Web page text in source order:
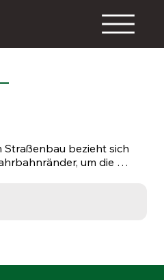
Straßenbau bezieht sich
um die